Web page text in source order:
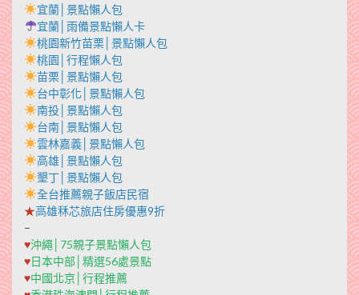
宜蘭│景點懶人包
宜蘭│雨備景點懶人卡
桃園新竹苗栗│景點懶人包
桃園│行程懶人包
苗栗│景點懶人包
台中彰化│景點懶人包
南投│景點懶人包
台南│景點懶人包
雲林嘉義│景點懶人包
高雄│景點懶人包
墾丁│景點懶人包
全台推薦親子飯店民宿
★高雄秝芯旅店住房優惠9折
–
♥沖繩│75親子景點懶人包
♥日本中部│精選56處景點
♥中國北京│行程推薦